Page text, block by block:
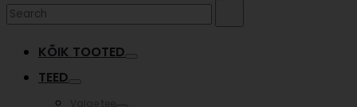
Search
KÕIK TOOTED
TEED